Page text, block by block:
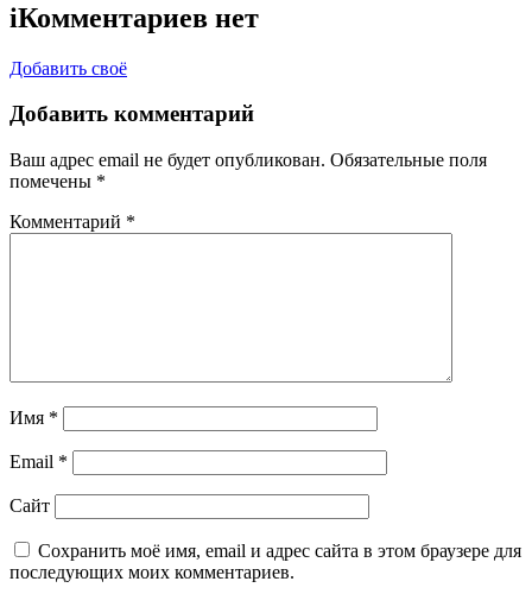
iКомментариев нет
Добавить своё
Добавить комментарий
Ваш адрес email не будет опубликован. Обязательные поля
помечены *
Комментарий *
Имя *
Email *
Сайт
Сохранить моё имя, email и адрес сайта в этом браузере для
последующих моих комментариев.